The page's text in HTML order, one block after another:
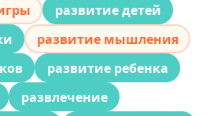
развитие детей
развитие мышления
развитие ребенка
развлечение